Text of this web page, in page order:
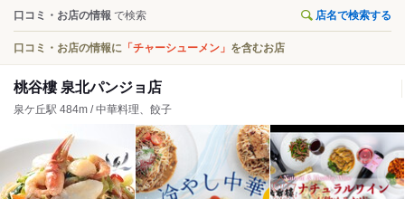
口コミ・お店の情報 で検索 店名で検索する
口コミ・お店の情報に 「チャーシューメン」 を含むお店
桃谷樓 泉北パンジョ店
泉ケ丘駅 484m / 中華料理、餃子